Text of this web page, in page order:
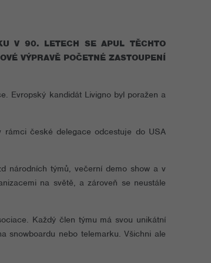
V 90. LETECH SE APUL TĚCHTO
VÝPRAVĚ POČETNÉ ZASTOUPENÍ
Evropský kandidát Livigno byl poražen a
české delegace odcestuje do USA
národních týmů, večerní demo show a v
na světě, a zároveň se neustále
Každý člen týmu má svou unikátní
snowboardu nebo telemarku. Všichni ale